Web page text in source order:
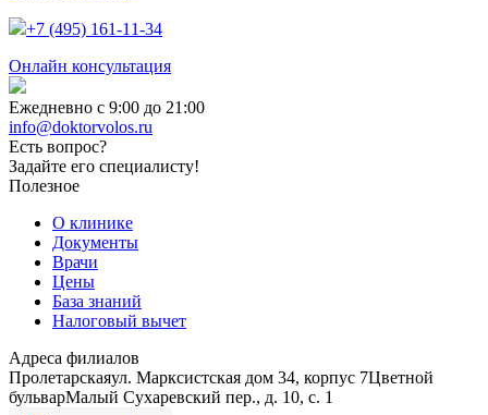
+7 (495) 161-11-34
Онлайн консультация
Ежедневно с 9:00 до 21:00
info@doktorvolos.ru
Есть вопрос?
Задайте его специалисту!
Полезное
О клинике
Документы
Врачи
Цены
База знаний
Налоговый вычет
Адреса филиалов
Пролетарскаяул. Марксистская дом 34, корпус 7Цветной
бульварМалый Сухаревский пер., д. 10, с. 1